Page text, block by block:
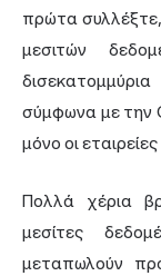
πρώτα
μεσιτών
σύμφωνα με την
μόνο οι
Πολλά χέρια
μεσίτες
μεταπωλούν